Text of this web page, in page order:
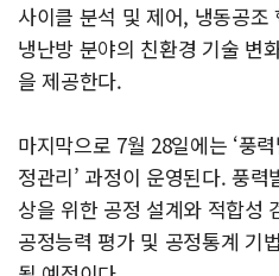
사이클 분석 및 제어, 냉동공조
냉난방 분야의 친환경 기술 변
을 제공한다.
마지막으로 7월 28일에는 ‘풍
정관리’ 과정이 운영된다. 풍
상을 위한 공정 설계와 적합성
공정능력 평가 및 공정통계 기